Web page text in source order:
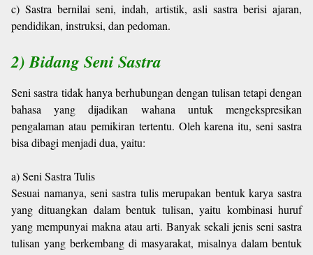
c) Sastra bernilai seni, indah, artistik, asli sastra berisi ajaran,
pendidikan, instruksi, dan pedoman.
2) Bidang Seni Sastra
Seni sastra tidak hanya berhubungan dengan tulisan tetapi dengan
bahasa yang dijadikan wahana untuk mengekspresikan
pengalaman atau pemikiran tertentu. Oleh karena itu, seni sastra
bisa dibagi menjadi dua, yaitu:
a) Seni Sastra Tulis
Sesuai namanya, seni sastra tulis merupakan bentuk karya sastra
yang dituangkan dalam bentuk tulisan, yaitu kombinasi huruf
yang mempunyai makna atau arti. Banyak sekali jenis seni sastra
tulisan yang berkembang di masyarakat, misalnya dalam bentuk